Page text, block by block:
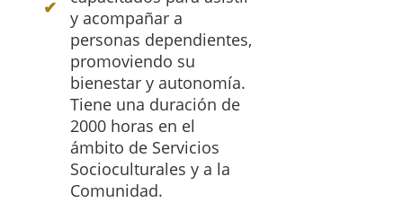
y acompañar a
personas dependientes,
promoviendo su
bienestar y autonomía.
Tiene una duración de
2000 horas en el
ámbito de Servicios
Socioculturales y a la
Comunidad.